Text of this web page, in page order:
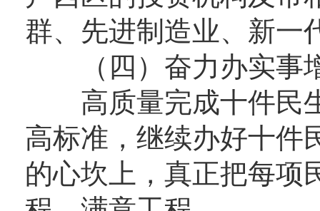
群、先进制造业、新一
（四）奋力办实事
高质量完成十件民生
高标准，继续办好十件
的心坎上，真正把每项